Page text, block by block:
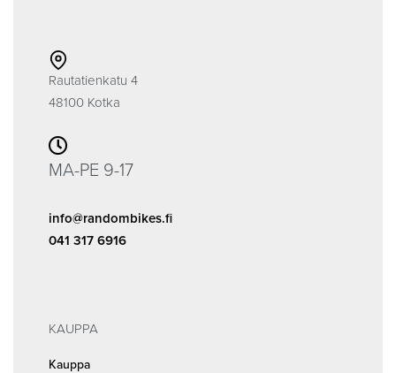
Rautatienkatu 4
48100 Kotka
MA-PE 9-17
info@randombikes.fi
041 317 6916
KAUPPA
Kauppa